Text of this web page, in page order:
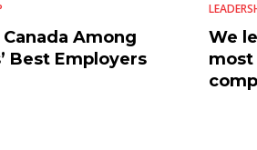
Among
Best Employers
We
most